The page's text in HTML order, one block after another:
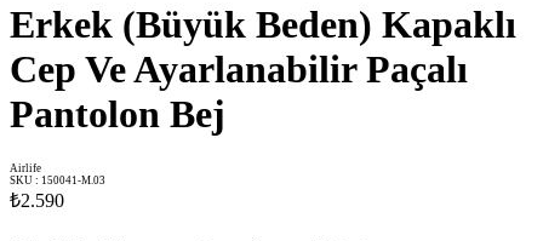
Erkek (Büyük Beden) Kapaklı
Cep Ve Ayarlanabilir Paçalı
Pantolon Bej
Airlife
SKU : 150041-M.03
₺2.590